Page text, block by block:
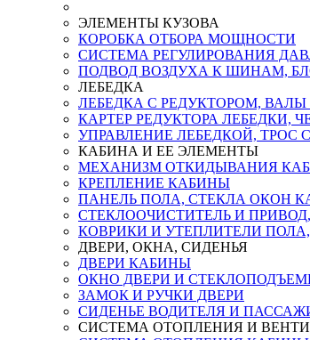
ЭЛЕМЕНТЫ КУЗОВА
КОРОБКА ОТБОРА МОЩНОСТИ
СИСТЕМА РЕГУЛИРОВАНИЯ
ПОДВОД ВОЗДУХА К ШИНАМ,
ЛЕБЕДКА
ЛЕБЕДКА С РЕДУКТОРОМ,
КАРТЕР РЕДУКТОРА ЛЕБЕДКИ,
УПРАВЛЕНИЕ ЛЕБЕДКОЙ,
КАБИНА И ЕЕ ЭЛЕМЕНТЫ
МЕХАНИЗМ ОТКИДЫВАНИЯ
КРЕПЛЕНИЕ КАБИНЫ
ПАНЕЛЬ ПОЛА, СТЕКЛА ОКОН
СТЕКЛООЧИСТИТЕЛЬ И
КОВРИКИ И УТЕПЛИТЕЛИ
ДВЕРИ, ОКНА, СИДЕНЬЯ
ДВЕРИ КАБИНЫ
ОКНО ДВЕРИ И
ЗАМОК И РУЧКИ ДВЕРИ
СИДЕНЬЕ ВОДИТЕЛЯ И
СИСТЕМА ОТОПЛЕНИЯ И